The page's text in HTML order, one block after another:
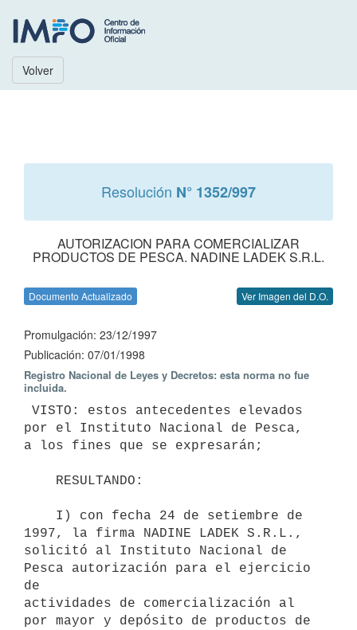
Volver
Resolución N° 1352/997
AUTORIZACION PARA COMERCIALIZAR
PRODUCTOS DE PESCA. NADINE LADEK S.R.L.
Documento Actualizado Ver Imagen del D.O.
Promulgación: 23/12/1997
Publicación: 07/01/1998
Registro Nacional de Leyes y Decretos: esta norma no fue
incluida.
por el Instituto Nacional de Pesca,
a los fines que se expresarán;
1997, la firma NADINE LADEK S.R.L.,
solicitó al Instituto Nacional de
Pesca autorización para el ejercicio
de
actividades de comercialización al
por mayor y depósito de productos de